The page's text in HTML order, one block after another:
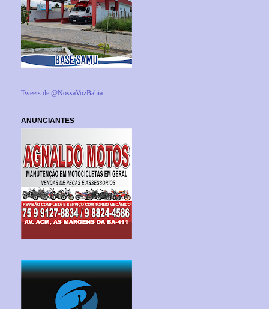
Tweets de @NossaVozBahia
ANUNCIANTES